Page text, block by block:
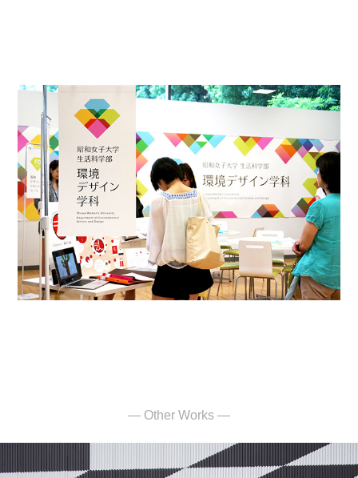
— Other Works —